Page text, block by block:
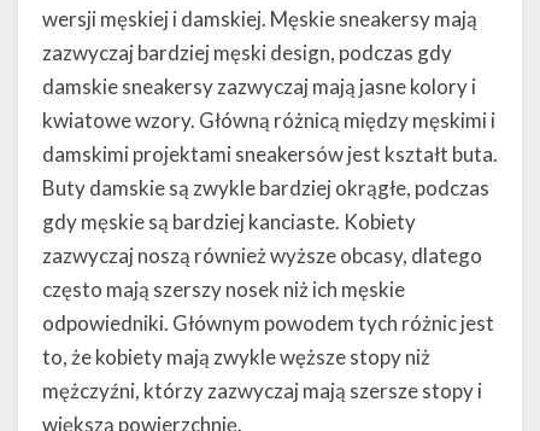
wersji męskiej i damskiej. Męskie sneakersy mają
zazwyczaj bardziej męski design, podczas gdy
damskie sneakersy zazwyczaj mają jasne kolory i
kwiatowe wzory. Główną różnicą między męskimi i
damskimi projektami sneakersów jest kształt buta.
Buty damskie są zwykle bardziej okrągłe, podczas
gdy męskie są bardziej kanciaste. Kobiety
zazwyczaj noszą również wyższe obcasy, dlatego
często mają szerszy nosek niż ich męskie
odpowiedniki. Głównym powodem tych różnic jest
to, że kobiety mają zwykle węższe stopy niż
mężczyźni, którzy zazwyczaj mają szersze stopy i
większą powierzchnię.